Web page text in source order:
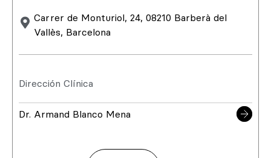
Carrer de Monturiol, 24, 08210 Barberà del
Vallès, Barcelona
Dirección Clínica
Dr. Armand Blanco Mena